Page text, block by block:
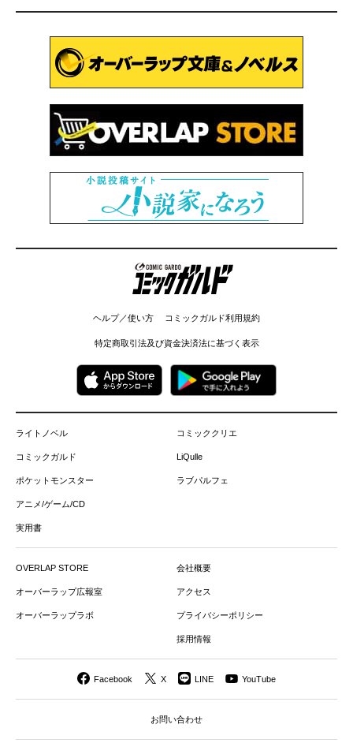
コミックガルド
ヘルプ／使い方 コミックガルド利用規約
特定商取引法及び資金決済法に基づく表示
ライトノベル
コミックガルド
ポケットモンスター
アニメ/ゲーム/CD
実用書
コミッククリエ
LiQulle
ラブパルフェ
OVERLAP STORE
オーバーラップ広報室
オーバーラップラボ
会社概要
アクセス
プライバシーポリシー
採用情報
Facebook X LINE YouTube
お問い合わせ